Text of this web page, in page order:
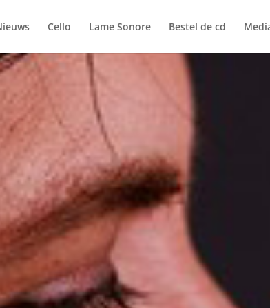
Cello Lame Sonore Bestel de cd